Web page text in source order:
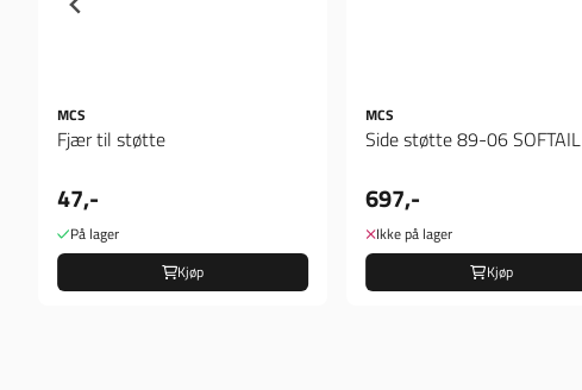
MCS
Fjær til støtte
47,-
På lager
Kjøp
MCS
Side støtte 89-06 SOFTAIL
697,-
Ikke på lager
Kjøp